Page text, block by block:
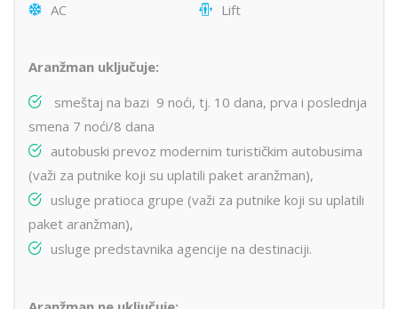
AC
Lift
Aranžman uključuje:
smeštaj na bazi 9 noći, tj. 10 dana, prva i poslednja
smena 7 noći/8 dana
autobuski prevoz modernim turističkim autobusima
(važi za putnike koji su uplatili paket aranžman),
usluge pratioca grupe (važi za putnike koji su uplatili
paket aranžman),
usluge predstavnika agencije na destinaciji.